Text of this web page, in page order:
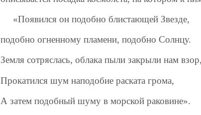
«Появился он подобно блистающей Звезде,
подобно огненному пламени, подобно Солнцу.
Земля сотряслась, облака пыли закрыли нам взор,
Прокатился шум наподобие раската грома,
А затем подобный шуму в морской раковине».